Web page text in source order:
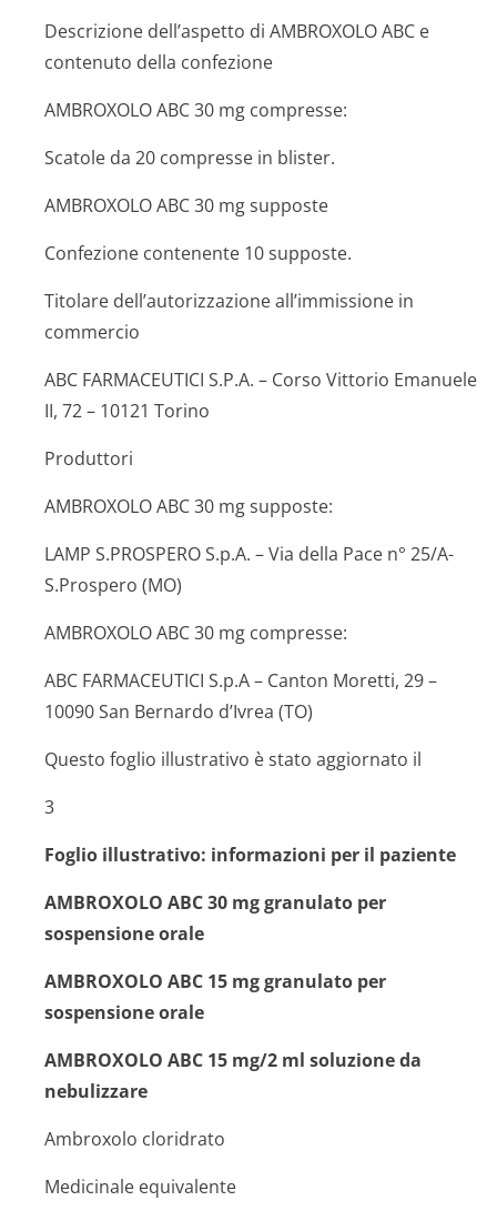
Descrizione dell’aspetto di AMBROXOLO ABC e
contenuto della confezione
AMBROXOLO ABC 30 mg compresse:
Scatole da 20 compresse in blister.
AMBROXOLO ABC 30 mg supposte
Confezione contenente 10 supposte.
Titolare dell’autorizzazione all’immissione in
commercio
ABC FARMACEUTICI S.P.A. – Corso Vittorio Emanuele
II, 72 – 10121 Torino
Produttori
AMBROXOLO ABC 30 mg supposte:
LAMP S.PROSPERO S.p.A. – Via della Pace n° 25/A-
S.Prospero (MO)
AMBROXOLO ABC 30 mg compresse:
ABC FARMACEUTICI S.p.A – Canton Moretti, 29 –
10090 San Bernardo d’Ivrea (TO)
Questo foglio illustrativo è stato aggiornato il
3
Foglio illustrativo: informazioni per il paziente
AMBROXOLO ABC 30 mg granulato per
sospensione orale
AMBROXOLO ABC 15 mg granulato per
sospensione orale
AMBROXOLO ABC 15 mg/2 ml soluzione da
nebulizzare
Ambroxolo cloridrato
Medicinale equivalente